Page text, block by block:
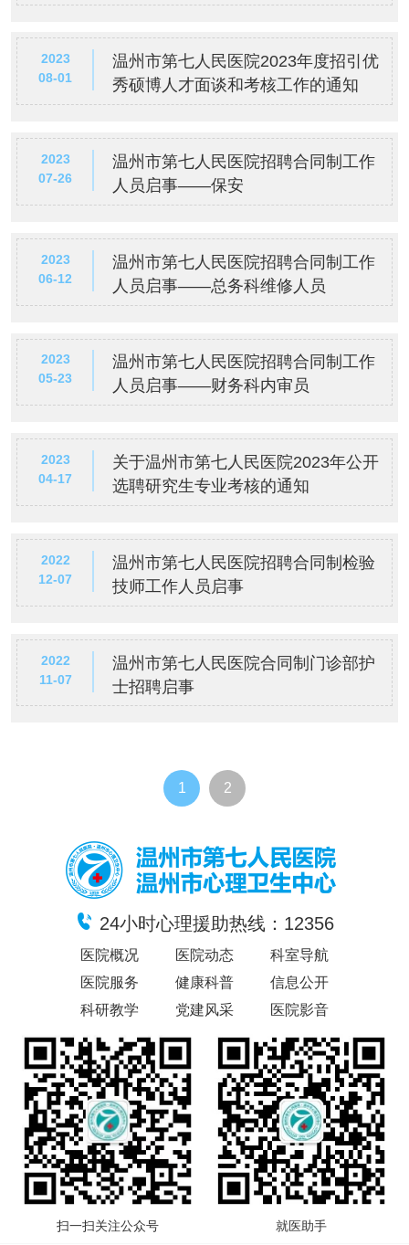
2023
08-01
温州市第七人民医院2023年度招引优
秀硕博人才面谈和考核工作的通知
2023
07-26
温州市第七人民医院招聘合同制工作
人员启事——保安
2023
06-12
温州市第七人民医院招聘合同制工作
人员启事——总务科维修人员
2023
05-23
温州市第七人民医院招聘合同制工作
人员启事——财务科内审员
2023
04-17
关于温州市第七人民医院2023年公开
选聘研究生专业考核的通知
2022
12-07
温州市第七人民医院招聘合同制检验
技师工作人员启事
2022
11-07
温州市第七人民医院合同制门诊部护
士招聘启事
1 2
24小时心理援助热线：12356
医院概况 医院动态
科室导航
医院服务
健康科普
信息公开
科研教学
党建风采 医院影音
扫一扫关注公众号 就医助手